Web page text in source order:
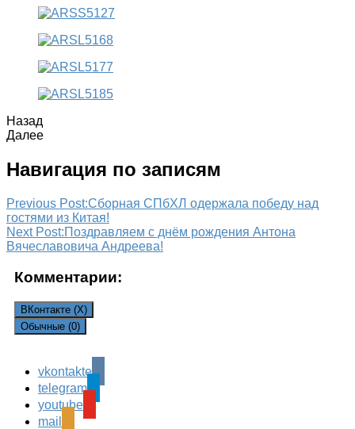
Назад
Далее
Навигация по записям
Previous Post:Сборная СПбХЛ одержала победу над
гостями из Китая!
Next Post:Поздравляем с днём рождения Антона
Вячеславовича Андреева!
Комментарии:
ВКонтакте (X)
Обычные (0)
Leave a Reply
Ваш адрес email не будет опубликован.
поля помечены
vkontakte
telegram
youtube
mail